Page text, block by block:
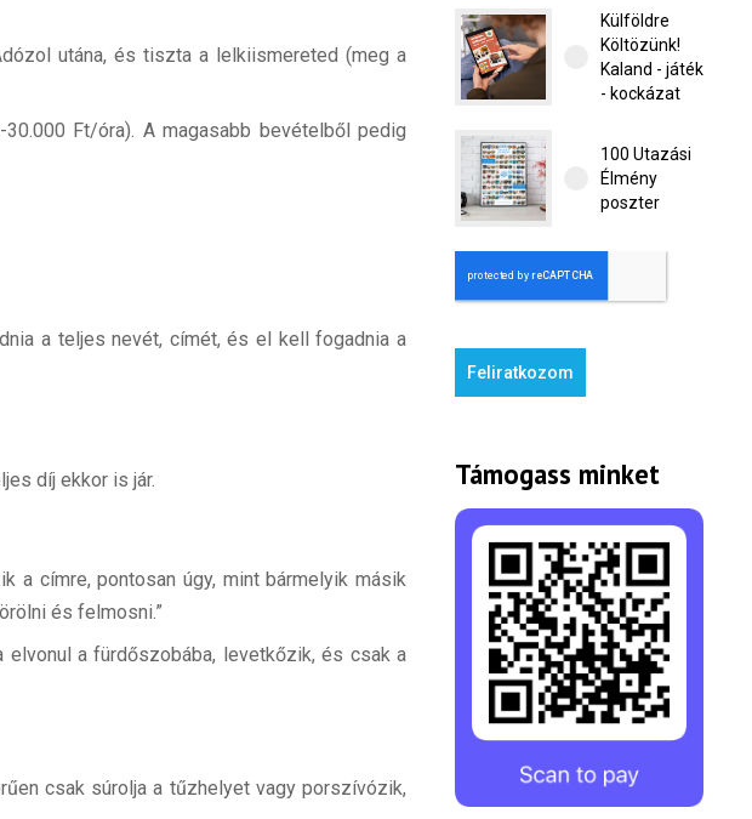
utána, és tiszta a lelkiismereted (meg a
Ft/óra). A magasabb bevételből pedig
a teljes nevét, címét, és el kell fogadnia a
díj ekkor is jár.
a címre, pontosan úgy, mint bármelyik másik
és felmosni.”
elvonul a fürdőszobába, levetkőzik, és csak a
csak súrolja a tűzhelyet vagy porszívózik,
Külföldre
Költözünk!
Kaland - játék
- kockázat
100 Utazási
Élmény
poszter
Feliratkozom
Támogass minket